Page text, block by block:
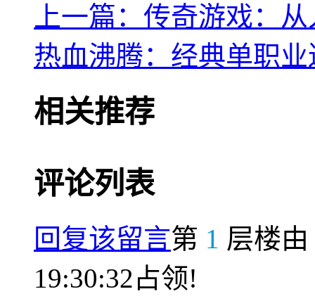
上一篇：传奇游戏：
热血沸腾：经典单职
相关推荐
评论列表
回复该留言第 1 层楼由
19:30:32占领!